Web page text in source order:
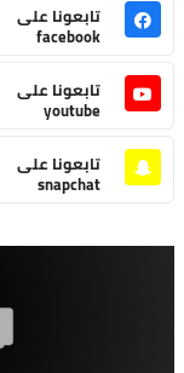
تابعونا على
facebook
تابعونا على
youtube
تابعونا على
snapchat